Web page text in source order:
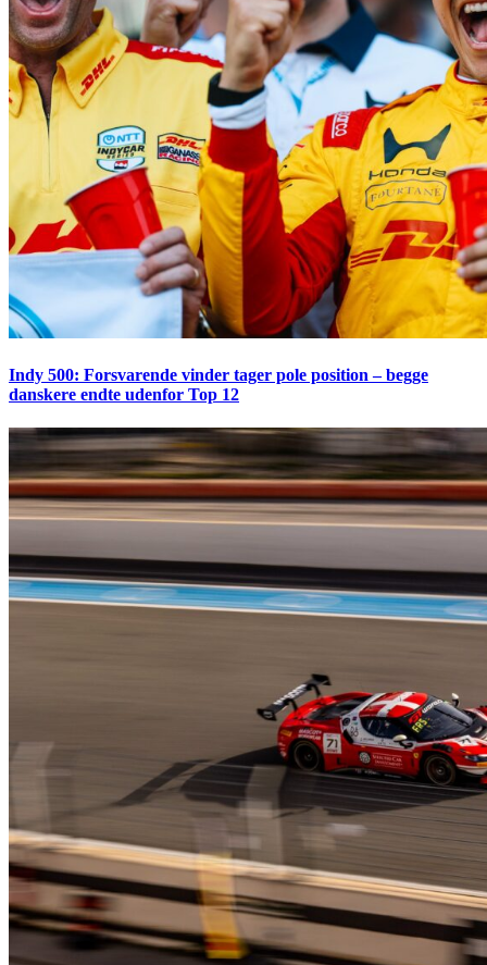
Indy 500: Forsvarende vinder tager pole position – begge
danskere endte udenfor Top 12